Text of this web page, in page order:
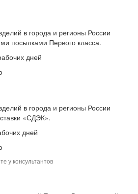
в города и регионы России
посылками Первого класса.
дней
в города и регионы России
«СДЭК».
дней
у консультантов